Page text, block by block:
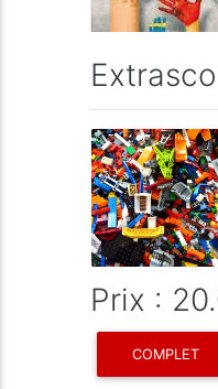
Prix :
COMPLET